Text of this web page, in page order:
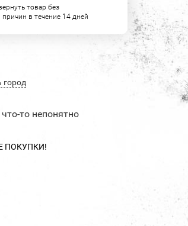
товар без
в течение 14 дней
город
то непонятно
ПОКУПКИ!